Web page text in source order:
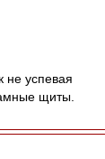
не успевая
щиты.